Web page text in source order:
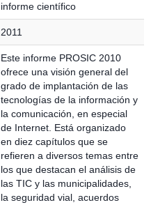
informe científico
2011
Este informe PROSIC 2010
ofrece una visión general del
grado de implantación de las
tecnologías de la información y
la comunicación, en especial
de Internet. Está organizado
en diez capítulos que se
refieren a diversos temas entre
los que destacan el análisis de
las TIC y las municipalidades,
la seguridad vial, acuerdos